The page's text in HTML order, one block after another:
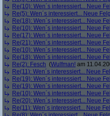
Re(10): Wen´s interessiert... Neue
Re(5): Wen´s interessiert... Neue
Re(18): Wen´s interessiert... Neue
Re(10): Wen´s interessiert... Neue
Re(17): Wen´s interessiert... Neue
Re(21): Wen´s interessiert... Neue
Re(10): Wen´s interessiert... Neue
Re(18): Wen´s interessiert... Neue
Re(2): Fesch (Wulfman! am
Re(11): Wen´s interessiert... Neue
Re(19): Wen´s interessiert... Neue
Re(19): Wen´s interessiert... Neue
Re(10): Wen´s interessiert... Neue
Re(20): Wen´s interessiert... Neue
Re(11): Wen´s interessiert... Neue